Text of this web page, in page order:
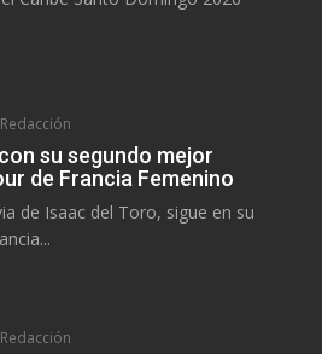
su segundo mejor
de Francia Femenino
de Isaac del Toro, sigue en su